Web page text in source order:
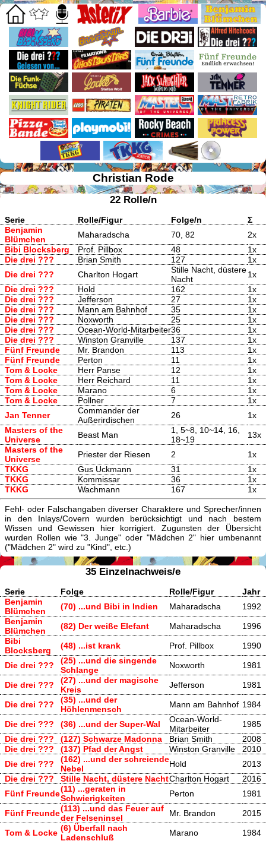
Christian Rode
22 Rolle/n
Serie Rolle/Figur Folge/n
Σ
Benjamin
Blümchen
Maharadscha 70, 82
2x
Bibi Blocksberg
Prof. Pillbox 48
1x
Die drei ???
Brian Smith 127
1x
Die drei ???
Charlton Hogart
Stille Nacht, düstere
Nacht
1x
Die drei ???
Hold 162
1x
Die drei ???
Jefferson 27
1x
Die drei ???
Mann am Bahnhof 35
1x
Die drei ???
Noxworth 25
1x
Die drei ???
Ocean-World-Mitarbeiter36
1x
Die drei ???
Winston Granville 137
1x
Fünf Freunde
Mr. Brandon 113
1x
Fünf Freunde
Perton 11
1x
Tom & Locke
Herr Panse 12
1x
Tom & Locke
Herr Reichard 11
1x
Tom & Locke
Marano 6
1x
Tom & Locke
Pollner 7
1x
Jan Tenner
Commander der
Außerirdischen
26
1x
Masters of the
Universe
Beast Man
1, 5~8, 10~14, 16,
18~19
13x
Masters of the
Universe
Priester der Riesen 2
1x
TKKG
Gus Uckmann 31
1x
TKKG
Kommissar 36
1x
TKKG
Wachmann 167 1x
Fehl- oder Falschangaben diverser Charaktere und Sprecher/innen
in den Inlays/Covern wurden berücksichtigt und nach bestem
Wissen und Gewissen hier korrigiert. Zugunsten der Übersicht
wurden Rollen wie "3. Junge" oder "Mädchen 2" hier umbenannt
("Mädchen 2" wird zu "Kind", etc.)
35 Einzelnachweis/e
Serie Folge Rolle/Figur
Jahr
Benjamin
Blümchen
(70) ...und Bibi in Indien Maharadscha
1992
Benjamin
Blümchen
(82) Der weiße Elefant Maharadscha
1996
Bibi
Blocksberg
(48) ...ist krank Prof. Pillbox 1990
Die drei ???
(25) ...und die singende
Schlange
Noxworth 1981
Die drei ???
(27) ...und der magische
Kreis
Jefferson 1981
Die drei ???
(35) ...und der
Höhlenmensch
Mann am Bahnhof 1984
Die drei ??? (36) ...und der Super-Wal
Ocean-World-
Mitarbeiter
1985
Die drei ???
(127) Schwarze Madonna Brian Smith
2008
Die drei ???
(137) Pfad der Angst Winston Granville
2010
Die drei ???
(162) ...und der schreiende
Nebel
Hold
2013
Die drei ???
Stille Nacht, düstere NachtCharlton Hogart
2016
Fünf Freunde(11) ...geraten in
Schwierigkeiten
Perton 1981
Fünf Freunde(113) ...und das Feuer auf
der Felseninsel
Mr. Brandon 2015
Tom & Locke (6) Überfall nach
Ladenschluß
Marano 1984